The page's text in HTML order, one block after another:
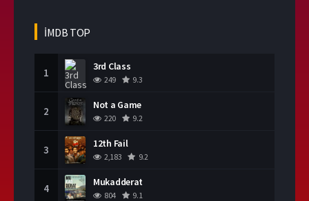
İMDB TOP
1 3rd Class
249 9.3
2 Not a Game
220 9.2
3 12th Fail
2,183 9.2
4 Mukadderat
804 9.1